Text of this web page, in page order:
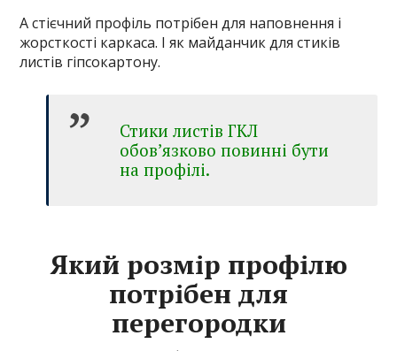
А стієчний профіль потрібен для наповнення і
жорсткості каркаса. І як майданчик для стиків
листів гіпсокартону.
Стики листів ГКЛ
обов’язково повинні бути
на профілі.
Який розмір профілю
потрібен для
перегородки